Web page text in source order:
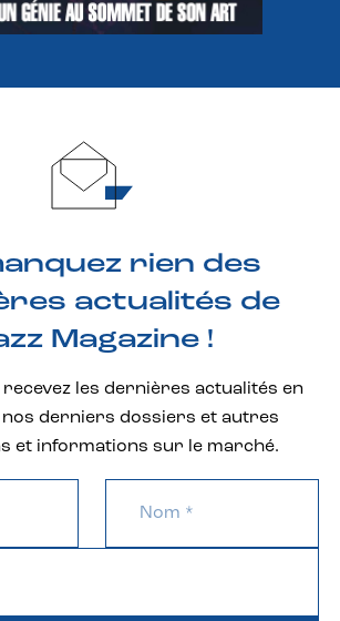
rien des
actualités de
Magazine !
recevez les dernières actualités en
nos derniers dossiers et autres
et informations sur le marché.